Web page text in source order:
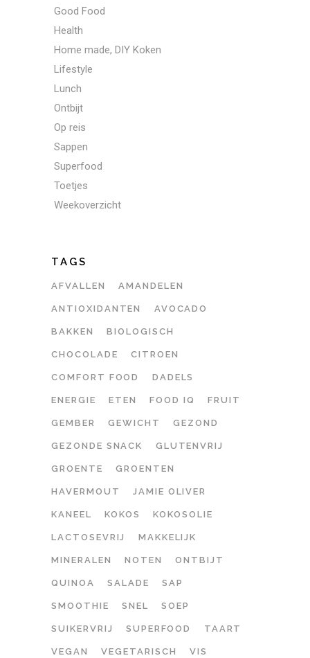
Good Food
Health
Home made, DIY Koken
Lifestyle
Lunch
Ontbijt
Op reis
Sappen
Superfood
Toetjes
Weekoverzicht
TAGS
AFVALLEN AMANDELEN
ANTIOXIDANTEN AVOCADO
BAKKEN BIOLOGISCH
CHOCOLADE CITROEN
COMFORT FOOD DADELS
ENERGIE ETEN FOOD IQ FRUIT
GEMBER GEWICHT GEZOND
GEZONDE SNACK GLUTENVRIJ
GROENTE GROENTEN
HAVERMOUT JAMIE OLIVER
KANEEL KOKOS KOKOSOLIE
LACTOSEVRIJ MAKKELIJK
MINERALEN NOTEN ONTBIJT
QUINOA SALADE SAP
SMOOTHIE SNEL SOEP
SUIKERVRIJ SUPERFOOD TAART
VEGAN VEGETARISCH VIS